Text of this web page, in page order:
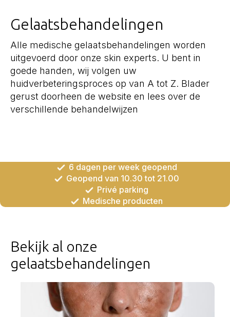
Gelaatsbehandelingen
Alle medische gelaatsbehandelingen worden
uitgevoerd door onze skin experts. U bent in
goede handen, wij volgen uw
huidverbeteringsproces op van A tot Z. Blader
gerust doorheen de website en lees over de
verschillende behandelwijzen
6 dagen per week geopend
Geopend van 10.30 tot 21.00
Privé parking
Medische producten
Bekijk al onze
gelaatsbehandelingen